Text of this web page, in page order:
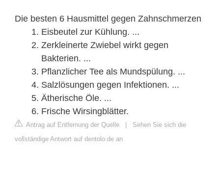
Die besten 6 Hausmittel gegen Zahnschmerzen
Eisbeutel zur Kühlung. ...
Zerkleinerte Zwiebel wirkt gegen
Bakterien. ...
Pflanzlicher Tee als Mundspülung. ...
Salzlösungen gegen Infektionen. ...
Ätherische Öle. ...
Frische Wirsingblätter.
Antrag auf Entfernung der Quelle | Sehen Sie sich die
vollständige Antwort auf dentolo.de an